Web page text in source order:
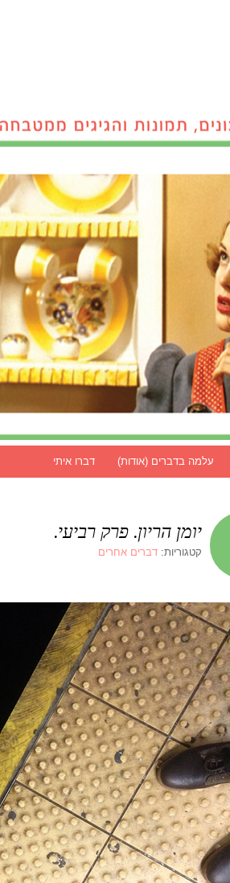
עלמה בדברים (אודות) דברו איתי
יומן הריון. פרק רביעי.
קטגוריות: דברים אחרים